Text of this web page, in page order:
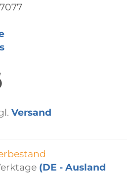
Versand
(DE - Ausland